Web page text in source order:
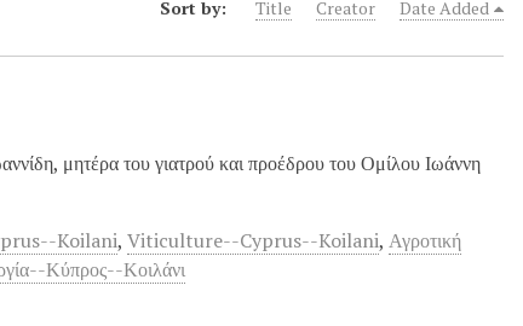
Sort by: Title Creator Date Added
μητέρα του γιατρού και προέδρου του Ομίλου Ιωάννη
Koilani,Viticulture--Cyprus--Koilani,Αγροτική
Κύπρος--Κοιλάνι